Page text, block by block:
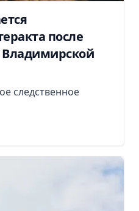
после
Владимирской
следственное